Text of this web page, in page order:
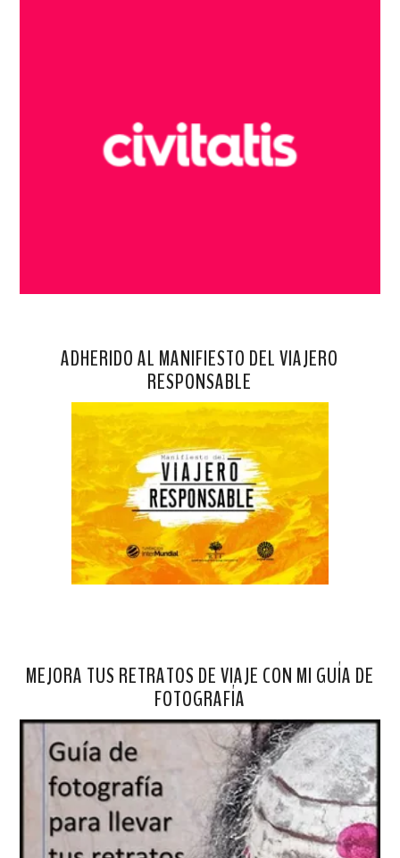
ADHERIDO AL MANIFIESTO DEL VIAJERO
RESPONSABLE
MEJORA TUS RETRATOS DE VIAJE CON MI GUÍA DE
FOTOGRAFÍA